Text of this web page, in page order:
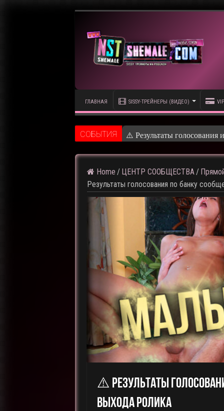
ГЛАВНАЯ SISSY-ТРЕЙНЕРЫ (ВИДЕО)
CОБЫТИЯ ⚠️
Home / ЦЕНТР СООБЩЕСТВА /
Результаты голосования по банку
⚠️ Результаты
Выхода Ролика